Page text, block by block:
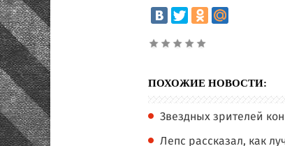
ПОХОЖИЕ НОВОСТИ:
Звездных зрителей
Лепс рассказал, как